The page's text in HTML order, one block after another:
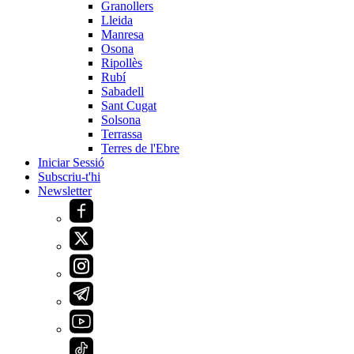
Granollers
Lleida
Manresa
Osona
Ripollès
Rubí
Sabadell
Sant Cugat
Solsona
Terrassa
Terres de l'Ebre
Iniciar Sessió
Subscriu-t'hi
Newsletter